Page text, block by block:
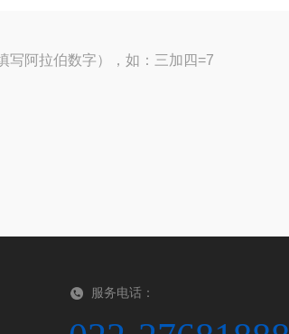
写阿拉伯数字），如：三加四=7
服务电话：